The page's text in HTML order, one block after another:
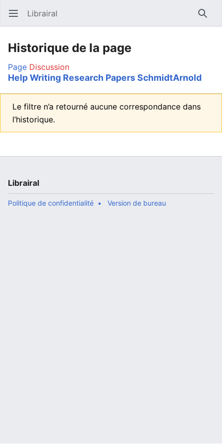
Ouvrir le menu principal Librairal
Historique de la page
Page Discussion
Help Writing Research Papers SchmidtArnold
Le filtre n’a retourné aucune correspondance dans
l’historique.
Librairal
Politique de confidentialité Version de bureau